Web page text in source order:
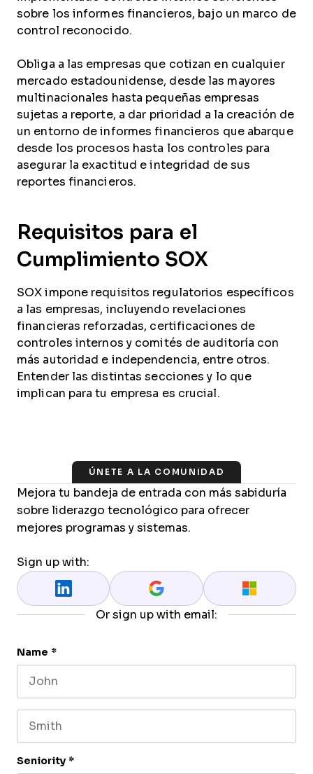
sobre los informes financieros, bajo un marco de
control reconocido.
Obliga a las empresas que cotizan en cualquier
mercado estadounidense, desde las mayores
multinacionales hasta pequeñas empresas
sujetas a reporte, a dar prioridad a la creación de
un entorno de informes financieros que abarque
desde los procesos hasta los controles para
asegurar la exactitud e integridad de sus
reportes financieros.
Requisitos para el
Cumplimiento SOX
SOX impone requisitos regulatorios específicos
a las empresas, incluyendo revelaciones
financieras reforzadas, certificaciones de
controles internos y comités de auditoría con
más autoridad e independencia, entre otros.
Entender las distintas secciones y lo que
implican para tu empresa es crucial.
ÚNETE A LA COMUNIDAD
Mejora tu bandeja de entrada con más sabiduría
sobre liderazgo tecnológico para ofrecer
mejores programas y sistemas.
Sign up with:
Or sign up with email:
Name *
Seniority *